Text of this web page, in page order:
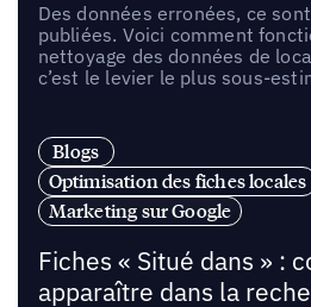
Des données erronées, ce
publiées. Voici comment
nettoyage des données de
c’est le levier le plus sous-
Blogs
Optimisation des fiches locales
Marketing sur Google
Fiches « Situé dans » :
apparaître dans la